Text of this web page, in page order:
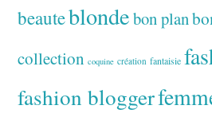
beauteblondebon plan
collection coquine création fantaisie
fashion blogger